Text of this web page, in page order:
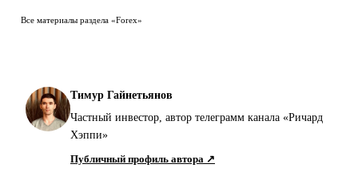
Все материалы раздела «Forex»
Тимур Гайнетьянов
Частный инвестор, автор телеграмм канала «Ричард
Хэппи»
Публичный профиль автора ↗